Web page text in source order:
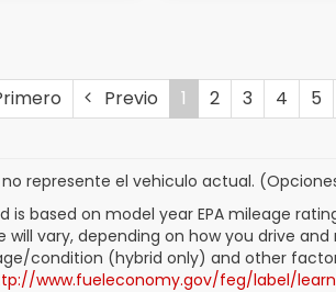
Previo 1 2 3 4 5
no represente el vehiculo actual.
is based on model year EPA mileage
will vary, depending on how you drive
condition (hybrid only) and other
www.fueleconomy.gov/feg/label/